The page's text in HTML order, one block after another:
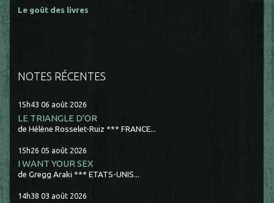
Le goût des livres
NOTES RÉCENTES
15h43 06 août 2026
LE TRIANGLE D'OR
de Hélène Rosselet-Ruiz *** FRANCE...
15h26 05 août 2026
I WANT YOUR SEX
de Gregg Araki *** ETATS-UNIS...
14h38 03 août 2026